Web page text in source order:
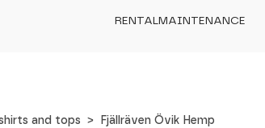
RENTALMAINTENANCE
and tops
Fjällräven Övik Hemp